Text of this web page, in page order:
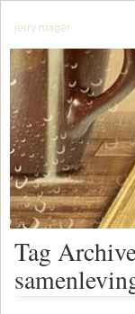
jerry mager
Tag